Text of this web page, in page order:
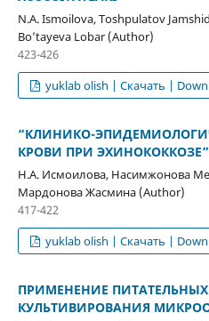
N.A. Ismoilova, Toshpulatov
Bo’tayeva Lobar (Author)
423-426
yuklab olish | Скачать |
“КЛИНИКО-
КРОВИ ПРИ ЭХИНОКОККОЗЕ”
Н.А. Исмоилова, Насимжонова
Мардонова Жасмина (Author)
417-422
yuklab olish | Скачать |
ПРИМЕНЕНИЕ ПИТАТЕЛЬНЫХ
КУЛЬТИВИРОВАНИЯ